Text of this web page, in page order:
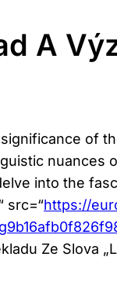
A
of
nuances
into the
src=“https://
Ze Slova